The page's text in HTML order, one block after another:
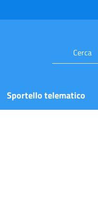
Sportello telematico